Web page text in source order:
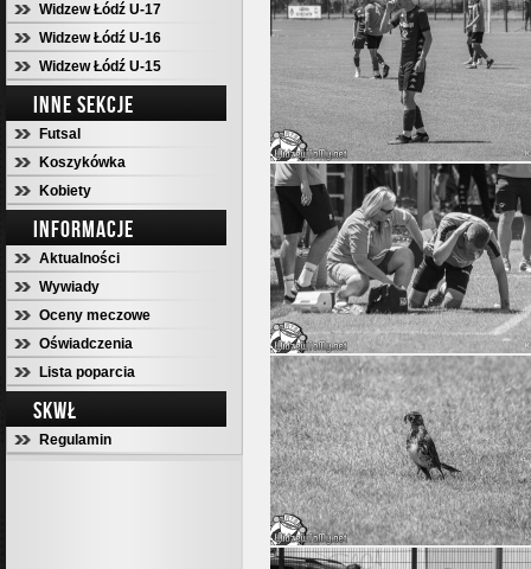
Widzew Łódź U-17
Widzew Łódź U-16
Widzew Łódź U-15
INNE SEKCJE
Futsal
Koszykówka
Kobiety
INFORMACJE
Aktualności
Wywiady
Oceny meczowe
Oświadczenia
Lista poparcia
SKWŁ
Regulamin